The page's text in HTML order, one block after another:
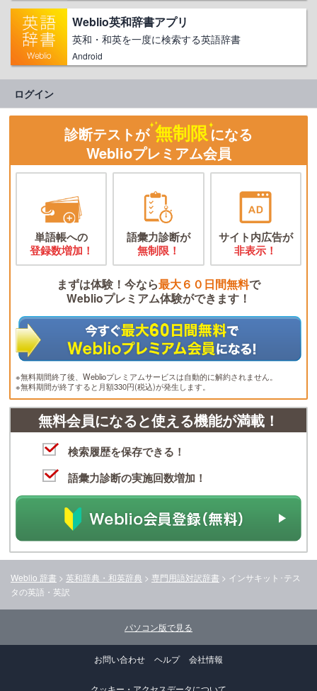
Weblio英和辞書アプリ
英和・和英を一度に検索する英語辞書
Android
ログイン
診断テストが 無制限になる
Weblioプレミアム会員
単語帳への
登録数増加！
語彙力診断が
無制限！
サイト内広告が
非表示！
まずは体験！今なら最大６０日間無料で
Weblioプレミアム体験ができます！
※無料期間終了後、Weblioプレミアムサービスは自動的に解約されません。
※無料期間が終了すると月額330円(税込)が発生します。
無料会員になると使える機能が満載！
検索履歴を保存できる！
語彙力診断の実施回数増加！
Weblio 辞書 > 英和辞典・和英辞典 > 専門用語対訳辞書 > インサキット･テス
タの英語・英訳
パソコン版で見る
お問い合わせ ヘルプ 会社情報
クッキー・アクセスデータについて